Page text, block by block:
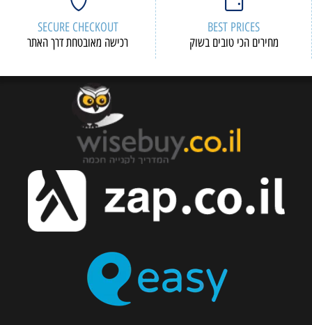
BEST PRICES
מחירים הכי טובים בשוק
SECURE CHECKOUT
רכישה מאובטחת דרך האתר